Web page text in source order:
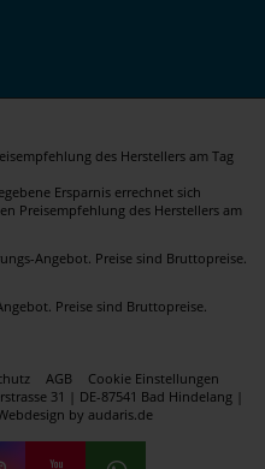
des Herstellers am Tag
Ersparnis errechnet sich
Preisempfehlung des Herstellers am
Angebot. Preise sind Bruttopreise.
Preise sind Bruttopreise.
AGB
Cookie Einstellungen
31 | DE-87541 Bad Hindelang |
by audaris.de